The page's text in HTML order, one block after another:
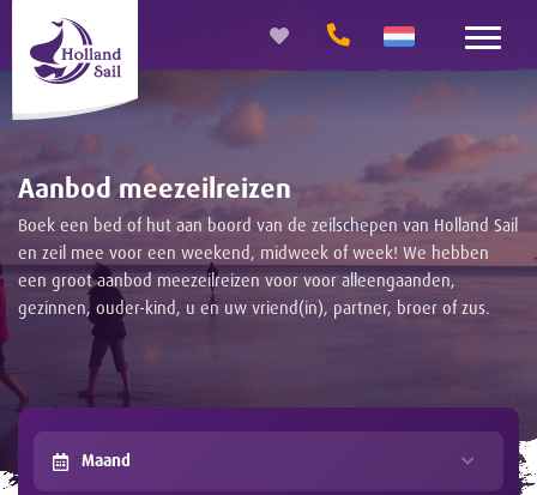
Aanbod meezeilreizen
Boek een bed of hut aan boord van de zeilschepen van Holland Sail
en zeil mee voor een weekend, midweek of week! We hebben
een groot aanbod meezeilreizen voor voor alleengaanden,
gezinnen, ouder-kind, u en uw vriend(in), partner, broer of zus.
Maand